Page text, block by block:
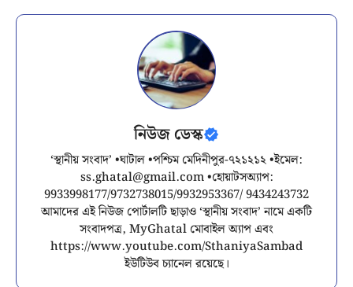
নিউজ ডেস্ক
‘স্থানীয় সংবাদ’ •ঘাটাল •পশ্চিম মেদিনীপুর-৭২১২১২ •ইমেল:
ss.ghatal@gmail.com•হোয়াটসঅ্যাপ:
9933998177/9732738015/9932953367/ 9434243732
আমাদের এই নিউজ পোর্টালটি ছাড়াও ‘স্থানীয় সংবাদ’ নামে একটি
সংবাদপত্র, MyGhatal মোবাইল অ্যাপ এবং
https://www.youtube.com/SthaniyaSambad
ইউটিউব চ্যানেল রয়েছে।